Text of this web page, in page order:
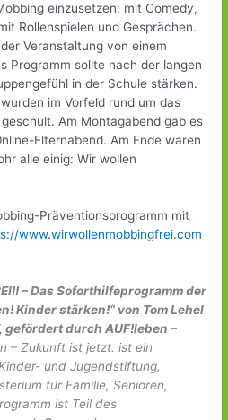
einzusetzen: mit Comedy,
Rollenspielen und Gesprächen.
Veranstaltung von einem
Programm sollte nach der langen
in der Schule stärken.
im Vorfeld rund um das
Am Montagabend gab es
Elternabend. Am Ende waren
alle einig: Wir wollen
Präventionsprogramm mit
www.wirwollenmobbingfrei.com
– Das Soforthilfeprogramm der
Kinder stärken!“ von Tom Lehel
gefördert durchAUF!leben –
– Zukunft ist jetzt. ist ein
und Jugendstiftung,
für Familie, Senioren,
ist Teil des